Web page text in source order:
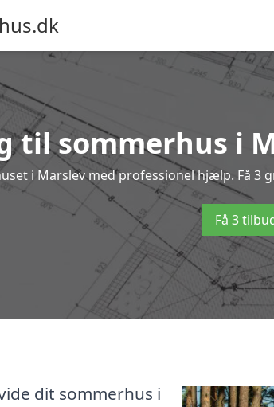
til sommerhus i
i Marslev med professionel hjælp. Få
Få 3
dit sommerhus i